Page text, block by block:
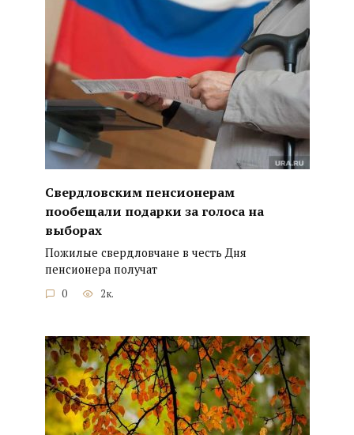
Свердловским пенсионерам
пообещали подарки за голоса на
выборах
Пожилые свердловчане в честь Дня
пенсионера получат
0 2к.